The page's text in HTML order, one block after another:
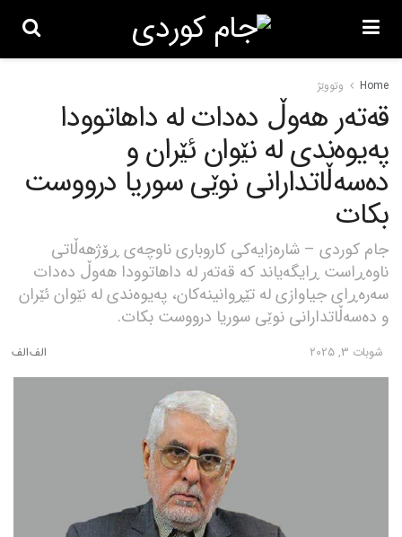
Home وتووێژ
قەتەر هەوڵ دەدات لە داهاتوودا
پەیوەندی لە نێوان ئێران و
دەسەڵاتدارانی نوێی سوریا درووست
بکات
جام کوردی – شارەزایەکی کاروباری ناوچەی ڕۆژهەڵاتی
ناوەڕاست ڕایگەیاند کە قەتەر لە داهاتوودا هەوڵ دەدات
سەرەڕای جیاوازی لە تێڕوانینەکان، پەیوەندی لە نێوان ئێران
و دەسەڵاتدارانی نوێی سوریا درووست بکات.
شوبات 3, 2025